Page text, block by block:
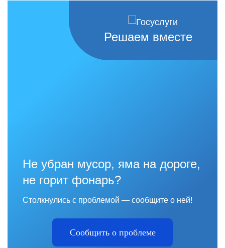
Решаем вместе
Не убран мусор, яма на дороге,
не горит фонарь?
Столкнулись с проблемой — сообщите о ней!
Сообщить о проблеме